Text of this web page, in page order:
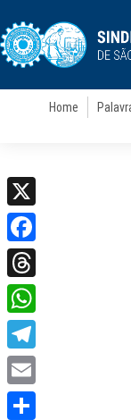
Home
X
Facebook
Threads
WhatsApp
Telegram
Email